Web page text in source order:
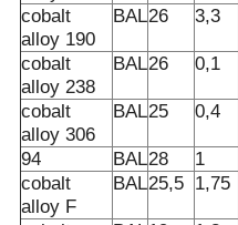
cobalt
alloy 190
BAL26 3,3
cobalt
alloy 238
BAL26 0,1
cobalt
alloy 306
BAL25 0,4
94 BAL28 1
cobalt
alloy F
BAL25,5 1,75